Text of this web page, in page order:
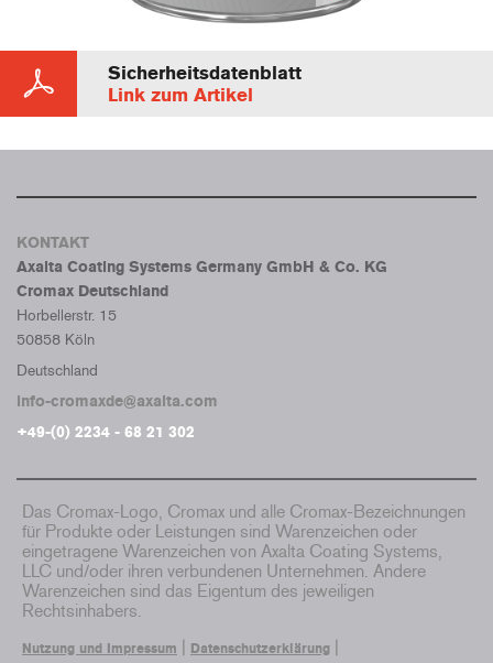
Sicherheitsdatenblatt
Link zum Artikel
KONTAKT
Axalta Coating Systems Germany GmbH & Co. KG
Cromax Deutschland
Horbellerstr. 15
50858 Köln
Deutschland
info-cromaxde@axalta.com
+49-(0) 2234 - 68 21 302
Das Cromax-Logo, Cromax und alle Cromax-Bezeichnungen
für Produkte oder Leistungen sind Warenzeichen oder
eingetragene Warenzeichen von Axalta Coating Systems,
LLC und/oder ihren verbundenen Unternehmen. Andere
Warenzeichen sind das Eigentum des jeweiligen
Rechtsinhabers.
Nutzung und Impressum Datenschutzerklärung